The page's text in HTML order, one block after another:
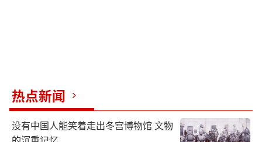
热点新闻
没有中国人能笑着走出冬宫博物馆 文物